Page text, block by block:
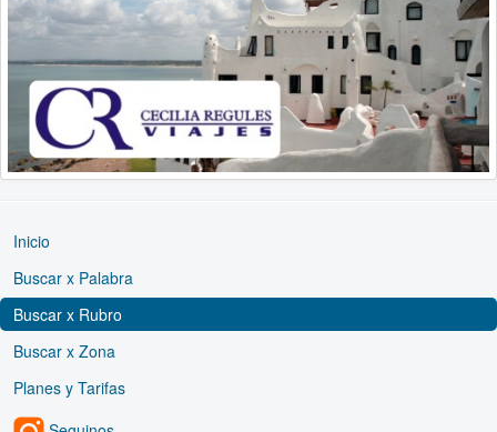
Inicio
Buscar x Palabra
Buscar x Rubro
Buscar x Zona
Planes y Tarifas